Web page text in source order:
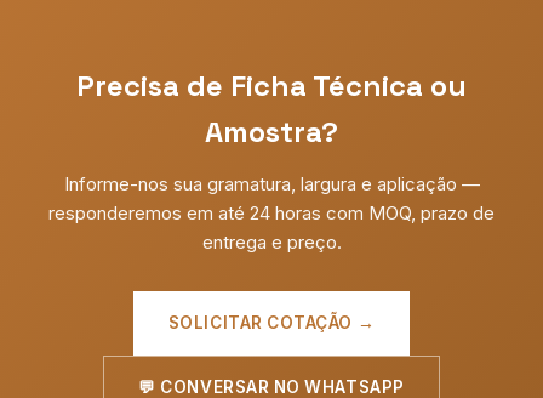
Precisa de Ficha Técnica ou
Amostra?
Informe-nos sua gramatura, largura e aplicação —
responderemos em até 24 horas com MOQ, prazo de
entrega e preço.
SOLICITAR COTAÇÃO →
💬 CONVERSAR NO WHATSAPP